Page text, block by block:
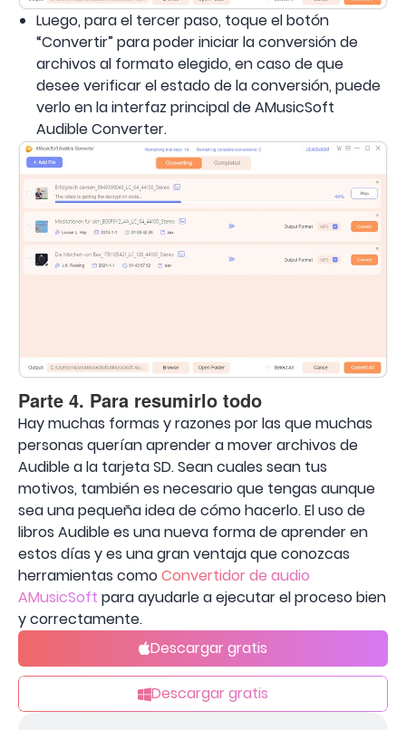
Luego, para el tercer paso, toque el botón
“Convertir” para poder iniciar la conversión de
archivos al formato elegido, en caso de que
desee verificar el estado de la conversión, puede
verlo en la interfaz principal de AMusicSoft
Audible Converter.
Parte 4. Para resumirlo todo
Hay muchas formas y razones por las que muchas
personas querían aprender a mover archivos de
Audible a la tarjeta SD. Sean cuales sean tus
motivos, también es necesario que tengas aunque
sea una pequeña idea de cómo hacerlo. El uso de
libros Audible es una nueva forma de aprender en
estos días y es una gran ventaja que conozcas
herramientas comoConvertidor de audio
AMusicSoft para ayudarle a ejecutar el proceso bien
y correctamente.
Descargar gratis
Descargar gratis